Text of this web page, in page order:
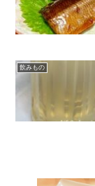
飲みもの